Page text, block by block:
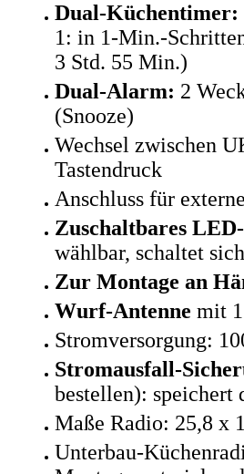
Dual-Küchentimer:
1: in 1-Min.-
3 Std. 55 Min.)
Dual-Alarm: 2
(Snooze)
Wechsel zwischen
Tastendruck
Anschluss für
Zuschaltbares
wählbar, schaltet
Zur Montage an
Wurf-Antenne mit
Stromversorgung:
Stromausfall-
bestellen):
Maße Radio: 25,8 x
Unterbau-